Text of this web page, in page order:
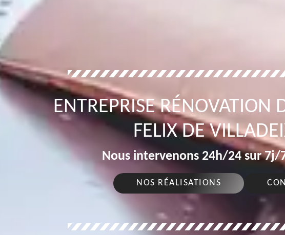
ENTREPRISE RÉNOVATION
FELIX DE
Nous intervenons 24h/24 sur 7j/
NOS RÉALISATIONS